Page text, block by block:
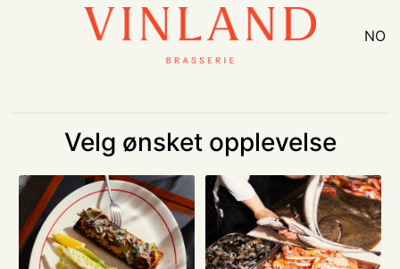
NO
Velg ønsket opplevelse